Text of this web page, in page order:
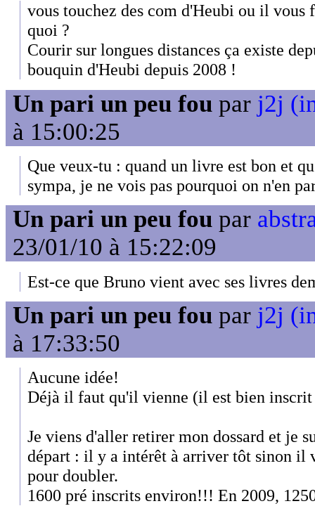
vous touchez des com d'Heubi ou il vous
quoi ?
Courir sur longues distances ça existe
bouquin d'Heubi depuis 2008 !
Un pari un peu fou par j2j
à 15:00:25
Que veux-tu : quand un livre est bon et
sympa, je ne vois pas pourquoi on n'en
Un pari un peu fou par
23/01/10 à 15:22:09
Est-ce que Bruno vient avec ses livres
Un pari un peu fou par j2j
à 17:33:50
Aucune idée!
Déjà il faut qu'il vienne (il est bien inscrit
Je viens d'aller retirer mon dossard et je
départ : il y a intérêt à arriver tôt sinon il
pour doubler.
1600 pré inscrits environ!!! En 2009,